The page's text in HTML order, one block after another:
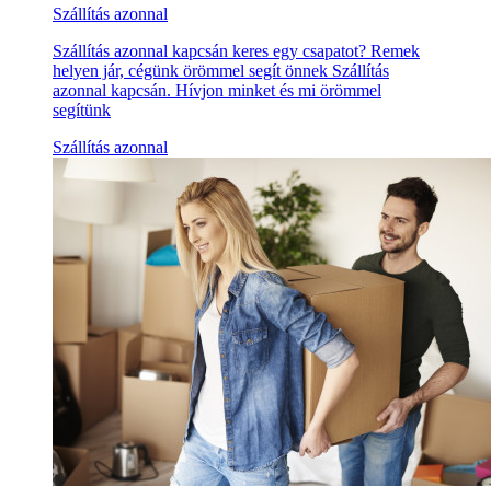
Szállítás azonnal
Szállítás azonnal kapcsán keres egy csapatot? Remek
helyen jár, cégünk örömmel segít önnek Szállítás
azonnal kapcsán. Hívjon minket és mi örömmel
segítünk
Szállítás azonnal